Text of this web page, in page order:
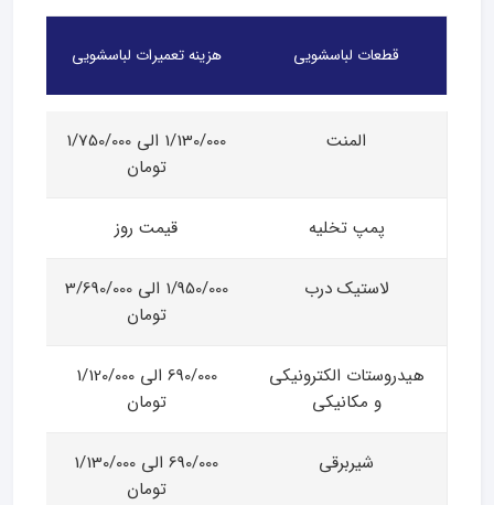
قطعات لباسشویی هزینه تعمیرات لباسشویی
المنت
1/130/000 الی 1/750/000
تومان
پمپ تخلیه قیمت روز
لاستیک درب
1/950/000 الی 3/690/000
تومان
هیدروستات الکترونیکی
و مکانیکی
690/000 الی 1/120/000
تومان
شیربرقی
690/000 الی 1/130/000
تومان